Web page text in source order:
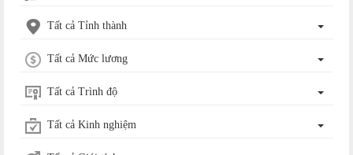
Tất cả Tỉnh thành
Tất cả Mức lương
Tất cả Trình độ
Tất cả Kinh nghiệm